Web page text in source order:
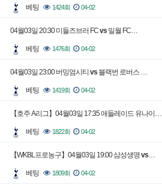
베팅 1424회 04-02
04월03일 20:30 미들즈브러 FCvs 밀월 FC…
베팅 1476회 04-02
04월03일 23:00 버밍엄시티 vs 블랙번 로버스 …
베팅 1419회 04-02
【호주 A리그】04월03일 17:35 애들레이드 유나이…
베팅 1822회 04-02
【WKBL프로농구】04월03일 19:00 삼성생명vs…
베팅 1809회 04-02